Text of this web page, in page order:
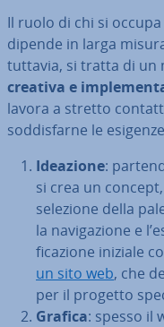
Il ruolo di chi si
dipende in larga
tuttavia, si tratta di un
creativa e
lavora a stretto
sod­di­sfar­ne le
Ideazione:
si crea un
selezione della
la na­vi­ga­zio­ne e
fi­ca­zio­ne iniziale
un sito web, che
per il progetto
Grafica: spesso il